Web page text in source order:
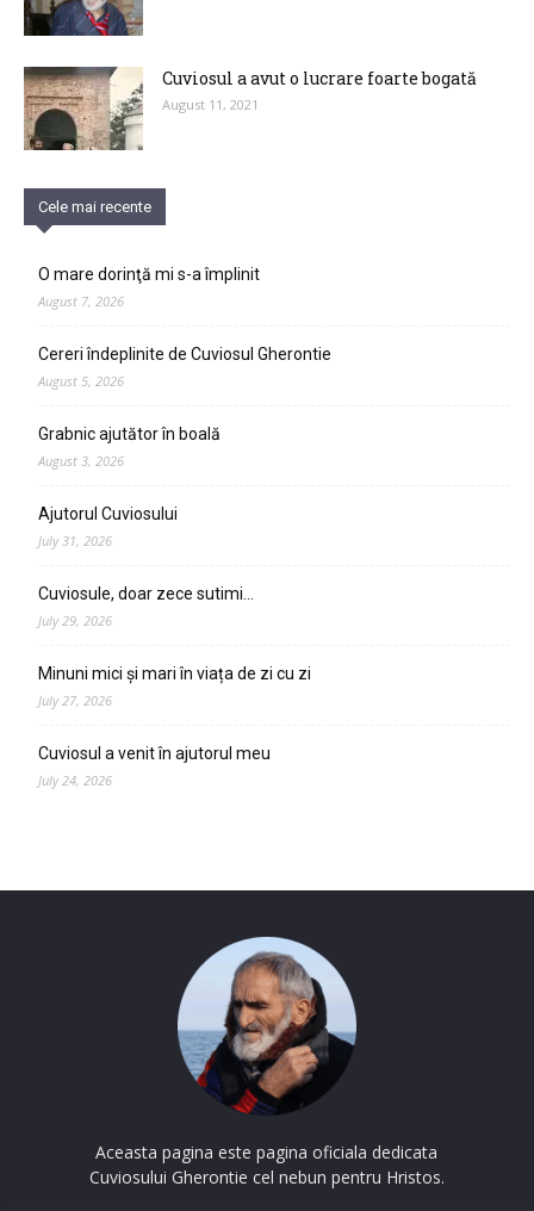
Cuviosul a avut o lucrare foarte bogată
August 11, 2021
Cele mai recente
O mare dorinţă mi s-a împlinit
August 7, 2026
Cereri îndeplinite de Cuviosul Gherontie
August 5, 2026
Grabnic ajutător în boală
August 3, 2026
Ajutorul Cuviosului
July 31, 2026
Cuviosule, doar zece sutimi…
July 29, 2026
Minuni mici și mari în viața de zi cu zi
July 27, 2026
Cuviosul a venit în ajutorul meu
July 24, 2026
Aceasta pagina este pagina oficiala dedicata
Cuviosului Gherontie cel nebun pentru Hristos.